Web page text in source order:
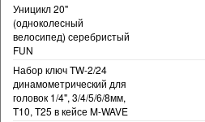
Уницикл 20"
(одноколесный
велосипед) серебристый
FUN
Набор ключ TW-2/24
динамометрический для
головок 1/4", 3/4/5/6/8мм,
T10, T25 в кейсе M-WAVE